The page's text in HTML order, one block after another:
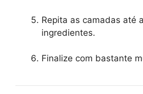
Repita as camadas até
ingredientes.
Finalize com bastante